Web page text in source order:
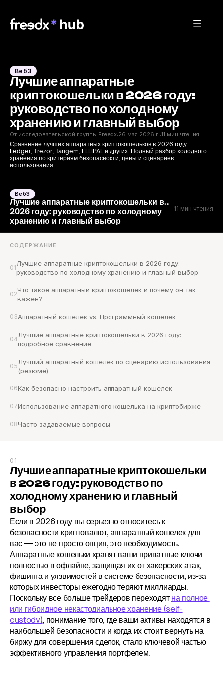
Веб3
Лучшие аппаратные
криптокошельки в 2026 году:
руководство по холодному
хранению и главный выбор
От исследовательской группы Freedx·26 мая 2026 г.·11 мин чтения
Сравнение лучших аппаратных криптокошельков в 2026 году —
Ledger, Trezor, Tangem, ELLIPAL и других. Полный разбор холодного
хранения по критериям безопасности, цены и сценариев
использования.
Веб3
Лучшие аппаратные криптокошельки в
2026 году: руководство по холодному
хранению и главный выбор
11 мин чтения
СОДЕРЖАНИЕ
01
Лучшие аппаратные криптокошельки в 2026 году:
руководство по холодному хранению и главный выбор
02
Что такое аппаратный криптокошелек и почему он так
важен?
03Аппаратный кошелек vs. Программный кошелек
04
Лучшие аппаратные криптокошельки в 2026 году:
подробное сравнение
05
Лучший аппаратный кошелек по сценарию использования
(резюме)
06Как безопасно настроить аппаратный кошелек
07Использование аппаратного кошелька на криптобирже
08Часто задаваемые вопросы
01
Лучшие аппаратные криптокошельки
в 2026 году: руководство по
холодному хранению и главный
выбор
Если в 2026 году вы серьезно относитесь к
безопасности криптовалют, аппаратный кошелек для
вас — это не просто опция, это необходимость.
Аппаратные кошельки хранят ваши приватные ключи
полностью в офлайне, защищая их от хакерских атак,
фишинга и уязвимостей в системе безопасности, из-за
которых инвесторы ежегодно теряют миллиарды.
Поскольку все больше трейдеров переходят на полное
или гибридное некастодиальное хранение (self-
custody), понимание того, где ваши активы находятся в
наибольшей безопасности и когда их стоит вернуть на
биржу для совершения сделок, стало ключевой частью
эффективного управления портфелем.